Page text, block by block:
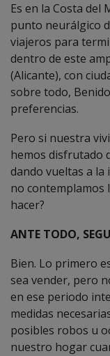
Es en la Costa del
punto neurálgico
viajeros para
dentro de este
(Alicante), con
sobre todo,
preferencias.
Pero si nuestra
hemos disfrutado
dando vueltas a la
no contemplamos
hacer?
ANTE TODO,
Bien. Lo primero
sea vender, pero
en ese periodo
medidas
posibles robos u
nuestro hogar